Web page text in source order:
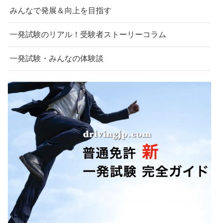
みんなで発展＆向上を目指す
一発試験のリアル！受験者ストーリーコラム
一発試験・みんなの体験談